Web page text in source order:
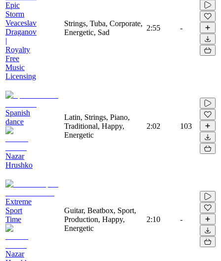
Epic
Storm
Veaceslav
Draganov
|
Royalty
Free
Music
Licensing
Strings, Tuba, Corporate,
Energetic, Sad
2:55 -
Spanish
dance
Nazar
Hrushko
Latin, Strings, Piano,
Traditional, Happy,
Energetic
2:02 103
Extreme
Sport
Time
Nazar
Guitar, Beatbox, Sport,
Production, Happy,
Energetic
2:10 -